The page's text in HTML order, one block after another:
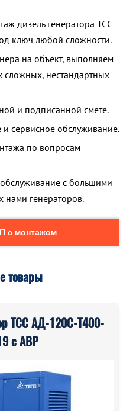
дизель генератора ТСС
ключ любой сложности.
на объект, выполняем
сложных, нестандартных
и подписанной смете.
сервисное обслуживание.
по вопросам
с большими
нами генераторов.
с монтажом
товары
ТСС АД-120С-Т400-
с АВР